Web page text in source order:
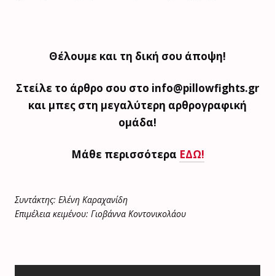
Θέλουμε και τη δική σου άποψη!
Στείλε το άρθρο σου στο info@pillowfights.gr
και μπες στη μεγαλύτερη αρθρογραφική
ομάδα!
Μάθε περισσότερα ΕΔΩ!
Συντάκτης: Ελένη Καραχανίδη
Επιμέλεια κειμένου: Γιοβάννα Κοντονικολάου